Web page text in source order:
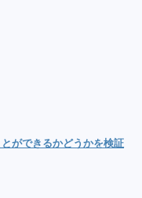
ができるかどうかを検証